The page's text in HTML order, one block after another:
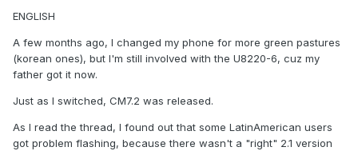
ENGLISH
A few months ago, I changed my phone for more green pastures
(korean ones), but I'm still involved with the U8220-6, cuz my
father got it now.
Just as I switched, CM7.2 was released.
As I read the thread, I found out that some LatinAmerican users
got problem flashing, because there wasn't a "right" 2.1 version